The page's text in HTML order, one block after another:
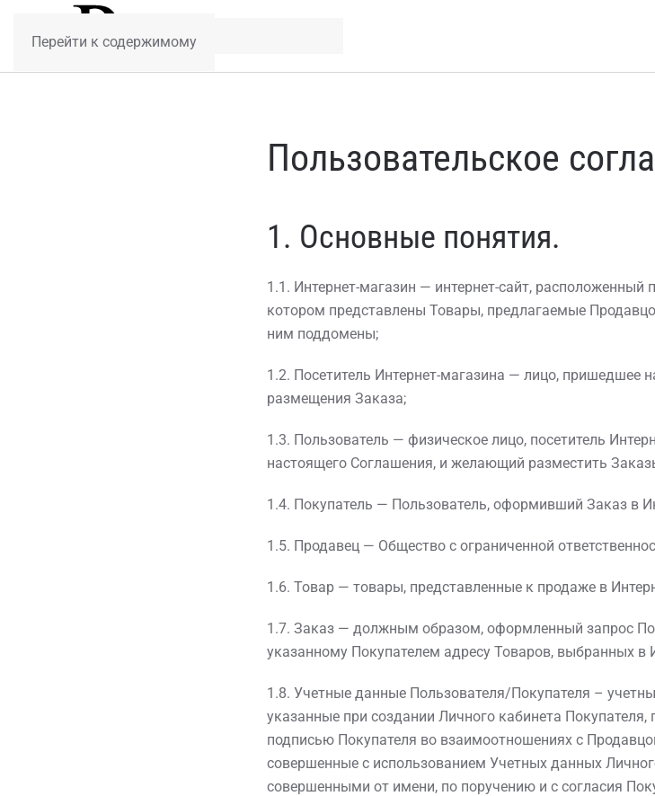
Перейти к содержимому
Пользовательское
1. Основные понятия.
1.1. Интернет-магазин — интернет-сайт, расположенный
котором представлены Товары, предлагаемые
ним поддомены;
1.2. Посетитель Интернет-магазина — лицо, пришедшее
размещения Заказа;
1.3. Пользователь — физическое лицо, посетитель
настоящего Соглашения, и желающий разместить
1.4. Покупатель — Пользователь, оформивший Заказ в
1.5. Продавец — Общество с ограниченной
1.6. Товар — товары, представленные к продаже в
1.7. Заказ — должным образом, оформленный запрос
указанному Покупателем адресу Товаров, выбранных в
1.8. Учетные данные Пользователя/Покупателя –
указанные при создании Личного кабинета Покупателя,
подписью Покупателя во взаимоотношениях с
совершенные с использованием Учетных данных
совершенными от имени, по поручению и с согласия